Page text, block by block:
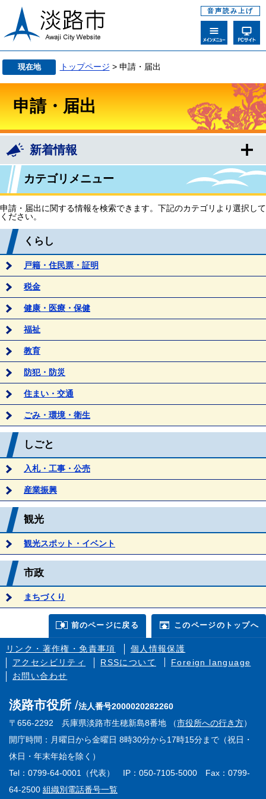
音声読み上げ
現在地 トップページ > 申請・届出
申請・届出
新着情報
カテゴリメニュー
申請・届出に関する情報を検索できます。下記のカテゴリより選択して
ください。
くらし
戸籍・住民票・証明
税金
健康・医療・保健
福祉
教育
防犯・防災
住まい・交通
ごみ・環境・衛生
しごと
入札・工事・公売
産業振興
観光
観光スポット・イベント
市政
まちづくり
前のページに戻る このページのトップへ
リンク・著作権・免責事項
個人情報保護
アクセシビリティ
RSSについて
Foreign language
お問い合わせ
淡路市役所
法人番号2000020282260
〒656-2292 兵庫県淡路市生穂新島8番地 （市役所への行き方）
開庁時間：月曜日から金曜日 8時30分から17時15分まで（祝日・
休日・年末年始を除く）
Tel：0799-64-0001（代表） IP：050-7105-5000 Fax：0799-
64-2500 組織別電話番号一覧